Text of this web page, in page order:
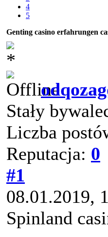
4
5
Genting casino erfahrungen
Stały
Liczba
Reputacja: 0
#1
08.01.2019,
Spinland